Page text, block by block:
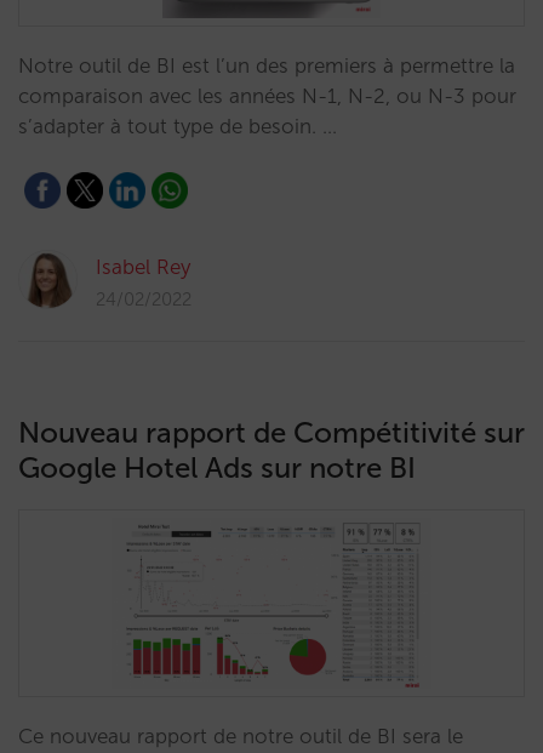
Notre outil de BI est l’un des premiers à permettre la
comparaison avec les années N-1, N-2, ou N-3 pour
s’adapter à tout type de besoin. …
Isabel Rey
24/02/2022
Nouveau rapport de Compétitivité sur
Google Hotel Ads sur notre BI
Ce nouveau rapport de notre outil de BI sera le